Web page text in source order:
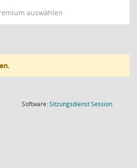
auswählen
Software:SitzungsdienstSession(Wird in